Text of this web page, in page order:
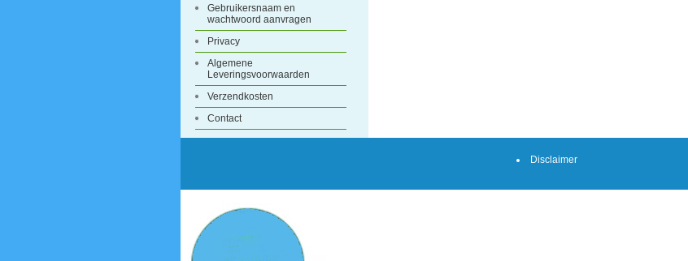
Gebruikersnaam en
wachtwoord aanvragen
Privacy
Algemene
Leveringsvoorwaarden
Verzendkosten
Contact
Disclaimer